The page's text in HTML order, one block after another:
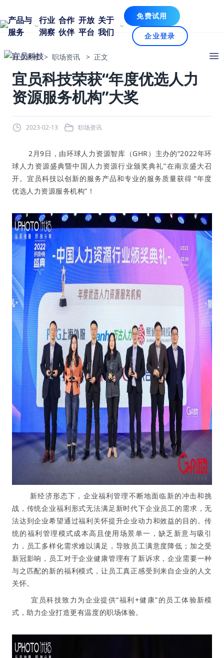
产品与
服务
行业
洞察
合作
伙伴
开放
平台
关于
我们
免费试用
企业登录
行业洞察 > 职场资讯 > 正文
宜员科技荣获“年度优选人力
资源服务机构”大奖
2023-02-13 职场资讯
2月9日，由环球人力资源智库（GHR）主办的“2022年环
球人力资源盛典暨中国人力资源行业颁奖典礼”在南京盛大召
开。宜员科技以创新的服务产品和专业的服务质量获得 “年度
优选人力资源服务机构”！
新经济形态下，企业福利管理不断地面临新的冲击和挑
战，传统企业福利形式无法满足新时代下企业员工的需求，无
法达到企业希望通过福利关怀提升企业动力和效益的目的。传
统的福利管理模式成本高且使用场景单一，缺乏新意与吸引
力，员工多样化需求难以满足，导致员工满意度降低；加之受
新冠影响，员工对于企业健康管理有了新诉求，企业需要一种
与之匹配的新的福利模式，让员工真正感受到来自企业的人文
关怀。
宜员科技致力为企业提供“福利+健康”的员工体验新模
式，助力企业打造更有温度的职场体验。